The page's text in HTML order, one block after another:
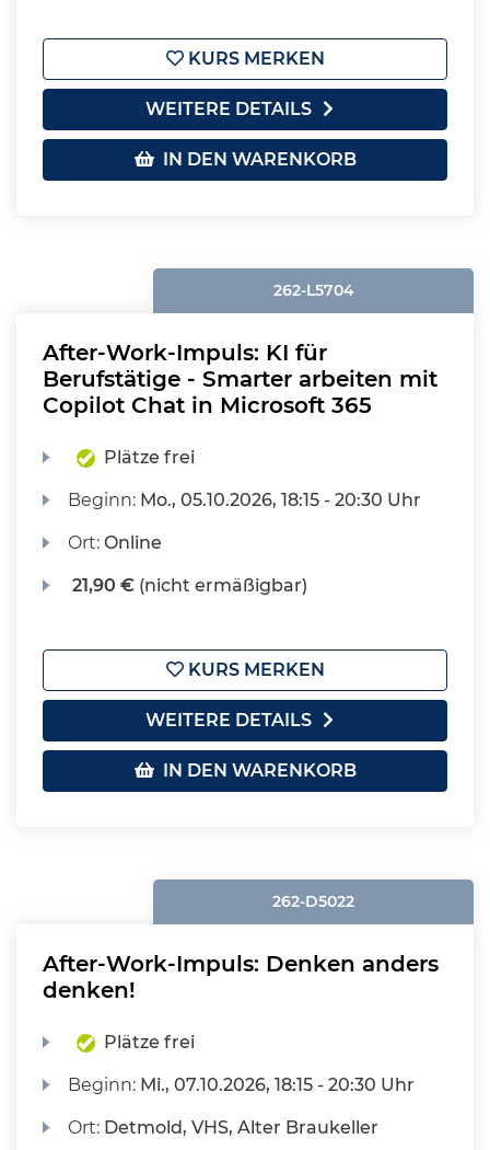
KURS MERKEN
WEITERE DETAILS
IN DEN WARENKORB
262-L5704
After-Work-Impuls: KI für
Berufstätige - Smarter arbeiten mit
Copilot Chat in Microsoft 365
Plätze frei
Beginn: Mo., 05.10.2026, 18:15 - 20:30 Uhr
Ort:Online
21,90 € (nicht ermäßigbar)
KURS MERKEN
WEITERE DETAILS
IN DEN WARENKORB
262-D5022
After-Work-Impuls: Denken anders
denken!
Plätze frei
Beginn: Mi., 07.10.2026, 18:15 - 20:30 Uhr
Ort: Detmold, VHS, Alter Braukeller